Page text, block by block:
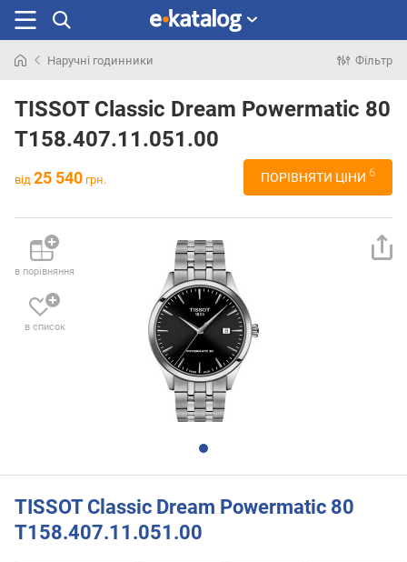
раніше
Наручні годинники Фільтр
TISSOT Classic Dream Powermatic 80
T158.407.11.051.00
від 25 540 грн. ПОРІВНЯТИ ЦІНИ 6
в порівняння
в список
TISSOT Classic Dream Powermatic 80
T158.407.11.051.00